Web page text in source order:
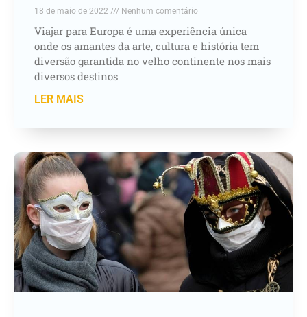
18 de maio de 2022 Nenhum comentário
Viajar para Europa é uma experiência única
onde os amantes da arte, cultura e história tem
diversão garantida no velho continente nos mais
diversos destinos
LER MAIS